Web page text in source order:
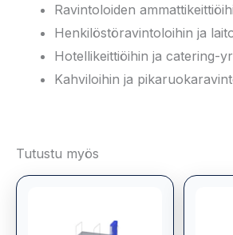
Ravintoloiden
Henkilöstöravintoloihin ja
Hotellikeittiöihin ja catering-
Kahviloihin ja
Tutustu myös